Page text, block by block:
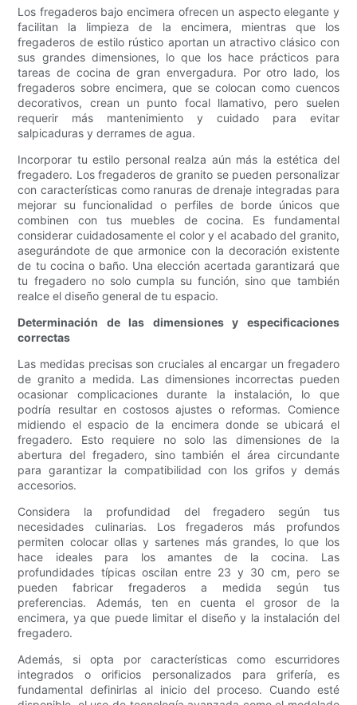
Los fregaderos bajo encimera ofrecen un aspecto elegante y
facilitan la limpieza de la encimera, mientras que los
fregaderos de estilo rústico aportan un atractivo clásico con
sus grandes dimensiones, lo que los hace prácticos para
tareas de cocina de gran envergadura. Por otro lado, los
fregaderos sobre encimera, que se colocan como cuencos
decorativos, crean un punto focal llamativo, pero suelen
requerir más mantenimiento y cuidado para evitar
salpicaduras y derrames de agua.
Incorporar tu estilo personal realza aún más la estética del
fregadero. Los fregaderos de granito se pueden personalizar
con características como ranuras de drenaje integradas para
mejorar su funcionalidad o perfiles de borde únicos que
combinen con tus muebles de cocina. Es fundamental
considerar cuidadosamente el color y el acabado del granito,
asegurándote de que armonice con la decoración existente
de tu cocina o baño. Una elección acertada garantizará que
tu fregadero no solo cumpla su función, sino que también
realce el diseño general de tu espacio.
Determinación de las dimensiones y especificaciones
correctas
Las medidas precisas son cruciales al encargar un fregadero
de granito a medida. Las dimensiones incorrectas pueden
ocasionar complicaciones durante la instalación, lo que
podría resultar en costosos ajustes o reformas. Comience
midiendo el espacio de la encimera donde se ubicará el
fregadero. Esto requiere no solo las dimensiones de la
abertura del fregadero, sino también el área circundante
para garantizar la compatibilidad con los grifos y demás
accesorios.
Considera la profundidad del fregadero según tus
necesidades culinarias. Los fregaderos más profundos
permiten colocar ollas y sartenes más grandes, lo que los
hace ideales para los amantes de la cocina. Las
profundidades típicas oscilan entre 23 y 30 cm, pero se
pueden fabricar fregaderos a medida según tus
preferencias. Además, ten en cuenta el grosor de la
encimera, ya que puede limitar el diseño y la instalación del
fregadero.
Además, si opta por características como escurridores
integrados o orificios personalizados para grifería, es
fundamental definirlas al inicio del proceso. Cuando esté